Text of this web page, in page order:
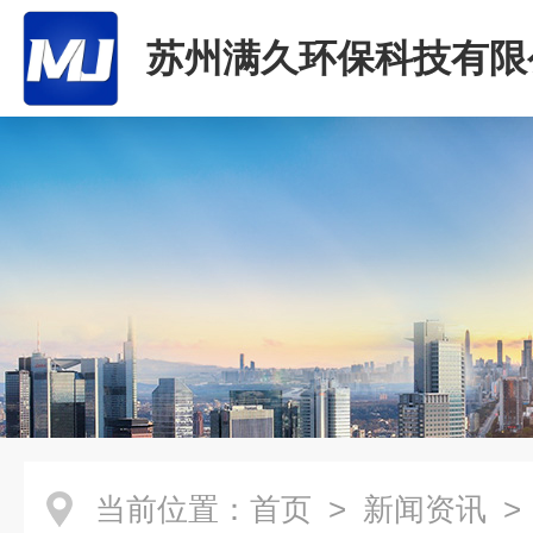
苏州满久环保科技有
当前位置： 首页 > 新闻资讯 >